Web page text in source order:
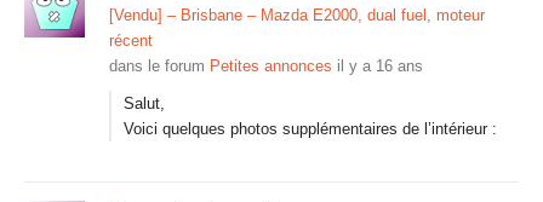
[Vendu] – Brisbane – Mazda E2000, dual fuel, moteur
récent
dans le forum Petites annonces il y a 16 ans
Salut,
Voici quelques photos supplémentaires de l’intérieur :